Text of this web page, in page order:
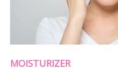
MOISTURIZER